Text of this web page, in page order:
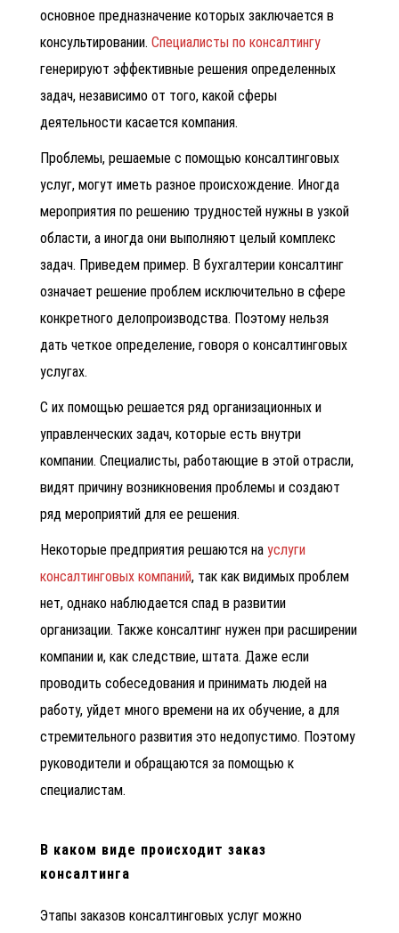
основное предназначение которых заключается в
консультировании. Специалисты по консалтингу
генерируют эффективные решения определенных
задач, независимо от того, какой сферы
деятельности касается компания.
Проблемы, решаемые с помощью консалтинговых
услуг, могут иметь разное происхождение. Иногда
мероприятия по решению трудностей нужны в узкой
области, а иногда они выполняют целый комплекс
задач. Приведем пример. В бухгалтерии консалтинг
означает решение проблем исключительно в сфере
конкретного делопроизводства. Поэтому нельзя
дать четкое определение, говоря о консалтинговых
услугах.
С их помощью решается ряд организационных и
управленческих задач, которые есть внутри
компании. Специалисты, работающие в этой отрасли,
видят причину возникновения проблемы и создают
ряд мероприятий для ее решения.
Некоторые предприятия решаются на услуги
консалтинговых компаний, так как видимых проблем
нет, однако наблюдается спад в развитии
организации. Также консалтинг нужен при расширении
компании и, как следствие, штата. Даже если
проводить собеседования и принимать людей на
работу, уйдет много времени на их обучение, а для
стремительного развития это недопустимо. Поэтому
руководители и обращаются за помощью к
специалистам.
В каком виде происходит заказ
консалтинга
Этапы заказов консалтинговых услуг можно